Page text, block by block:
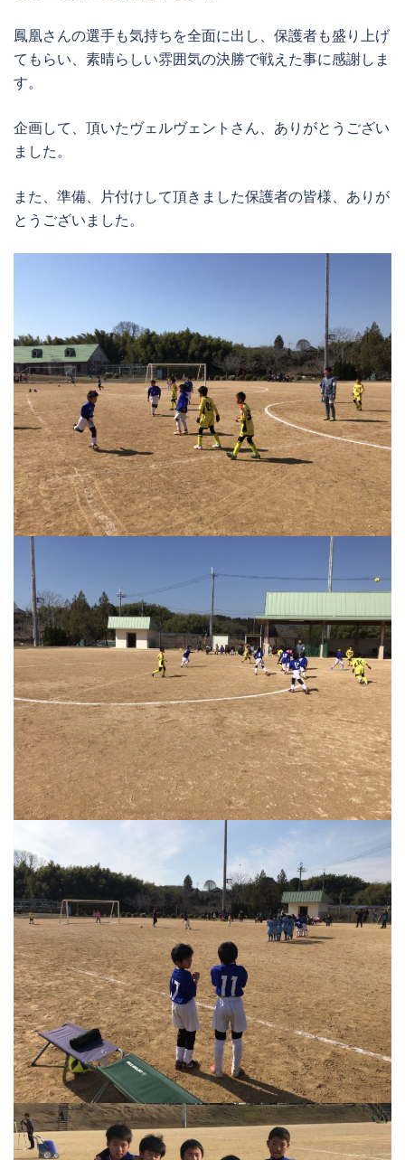
鳳凰さんの選手も気持ちを全面に出し、保護者も盛り上げ
てもらい、素晴らしい雰囲気の決勝で戦えた事に感謝しま
す。
企画して、頂いたヴェルヴェントさん、ありがとうござい
ました。
また、準備、片付けして頂きました保護者の皆様、ありが
とうございました。